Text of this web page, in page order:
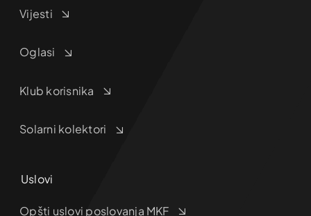
Vijesti
Oglasi
Klub korisnika
Solarni kolektori
Uslovi
Opšti uslovi poslovanja MKF